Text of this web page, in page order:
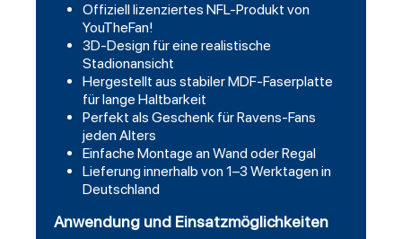
Offiziell lizenziertes NFL-Produkt von
YouTheFan!
3D-Design für eine realistische
Stadionansicht
Hergestellt aus stabiler MDF-Faserplatte
für lange Haltbarkeit
Perfekt als Geschenk für Ravens-Fans
jeden Alters
Einfache Montage an Wand oder Regal
Lieferung innerhalb von 1–3 Werktagen in
Deutschland
Anwendung und Einsatzmöglichkeiten